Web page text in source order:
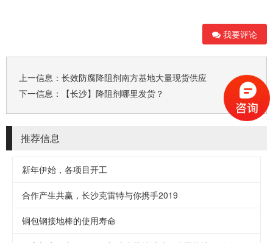
我要评论
上一信息： 长效防腐降阻剂南方基地大量现货供应
下一信息：
【长沙】降阻剂哪里发货？
推荐信息
新年伊始，各项目开工
合作产生共赢，长沙克雷特与你携手2019
铜包钢接地棒的使用寿命